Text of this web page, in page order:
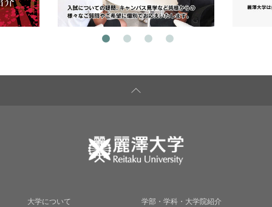
大学について 学部・学科・大学院紹介